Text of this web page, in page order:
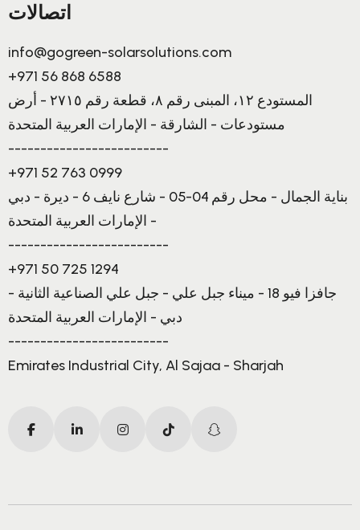
اتصالات
info@gogreen-solarsolutions.com
+971 56 868 6588
المستودع ١٢، المبنى رقم ٨، قطعة رقم ٢٧١٥ - أرض
مستودعات - الشارقة - الإمارات العربية المتحدة
-------------------------
+971 52 763 0999
بناية الجمال - محل رقم 04-05 - شارع نايف 6 - ديرة - دبي
- الإمارات العربية المتحدة
-------------------------
+971 50 725 1294
جافزا فيو 18 - ميناء جبل علي - جبل علي الصناعية الثانية -
دبي - الإمارات العربية المتحدة
-------------------------
Emirates Industrial City, Al Sajaa - Sharjah